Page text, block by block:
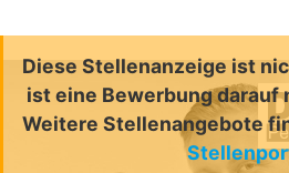
Diese Stellenanzeige ist
ist eine Bewerbung darauf
Weitere Stellenangebote